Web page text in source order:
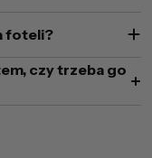
foteli?
czy trzeba go